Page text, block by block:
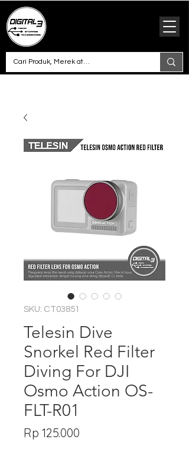
SKU: CT03851
Telesin Dive
Snorkel Red Filter
Diving For DJI
Osmo Action OS-
FLT-R01
Rp 125.000